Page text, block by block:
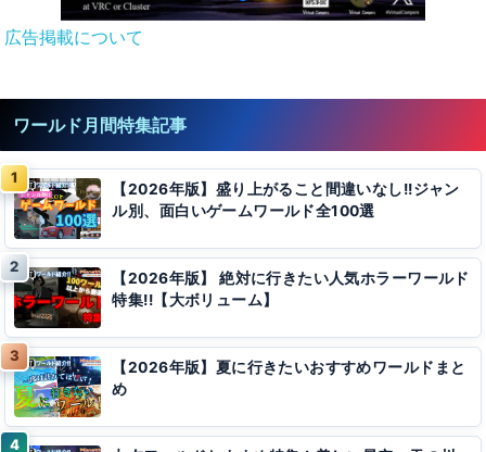
広告掲載について
ワールド月間特集記事
【2026年版】盛り上がること間違いなし!!ジャン
ル別、面白いゲームワールド全100選
【2026年版】 絶対に行きたい人気ホラーワールド
特集!!【大ボリューム】
【2026年版】夏に行きたいおすすめワールドまと
め